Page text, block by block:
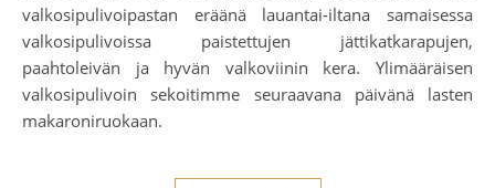
valkosipulivoipastan eräänä lauantai-iltana samaisessa
valkosipulivoissa paistettujen jättikatkarapujen,
paahtoleivän ja hyvän valkoviinin kera. Ylimääräisen
valkosipulivoin sekoitimme seuraavana päivänä lasten
makaroniruokaan.